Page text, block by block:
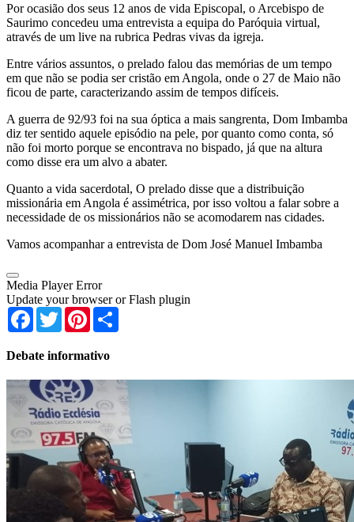
Por ocasião dos seus 12 anos de vida Episcopal, o Arcebispo de
Saurimo concedeu uma entrevista a equipa do Paróquia virtual,
através de um live na rubrica Pedras vivas da igreja.
Entre vários assuntos, o prelado falou das memórias de um tempo
em que não se podia ser cristão em Angola, onde o 27 de Maio não
ficou de parte, caracterizando assim de tempos difíceis.
A guerra de 92/93 foi na sua óptica a mais sangrenta, Dom Imbamba
diz ter sentido aquele episódio na pele, por quanto como conta, só
não foi morto porque se encontrava no bispado, já que na altura
como disse era um alvo a abater.
Quanto a vida sacerdotal, O prelado disse que a distribuição
missionária em Angola é assimétrica, por isso voltou a falar sobre a
necessidade de os missionários não se acomodarem nas cidades.
Vamos acompanhar a entrevista de Dom José Manuel Imbamba
Media Player Error
Update your browser or Flash plugin
Facebook
TwitterPinterest
Debate informativo